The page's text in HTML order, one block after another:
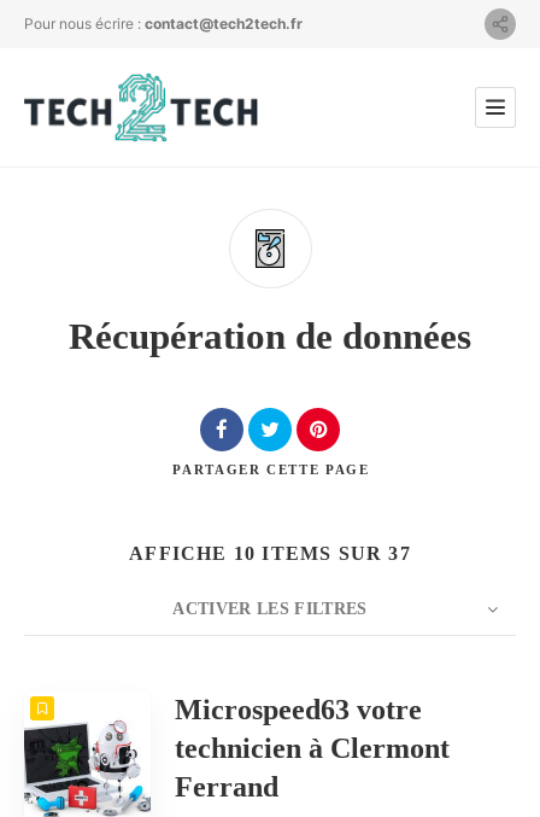
Pour nous écrire : contact@tech2tech.fr
Récupération de données
PARTAGER CETTE PAGE
AFFICHE 10 ITEMS SUR 37
ACTIVER LES FILTRES
NOMBRE
Microspeed63 votre
technicien à Clermont
Ferrand